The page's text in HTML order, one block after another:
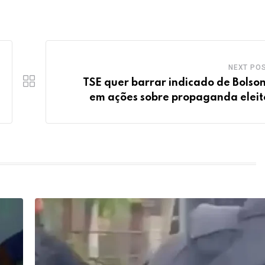
NEXT
TSE quer barrar indicado de
em ações sobre propaganda